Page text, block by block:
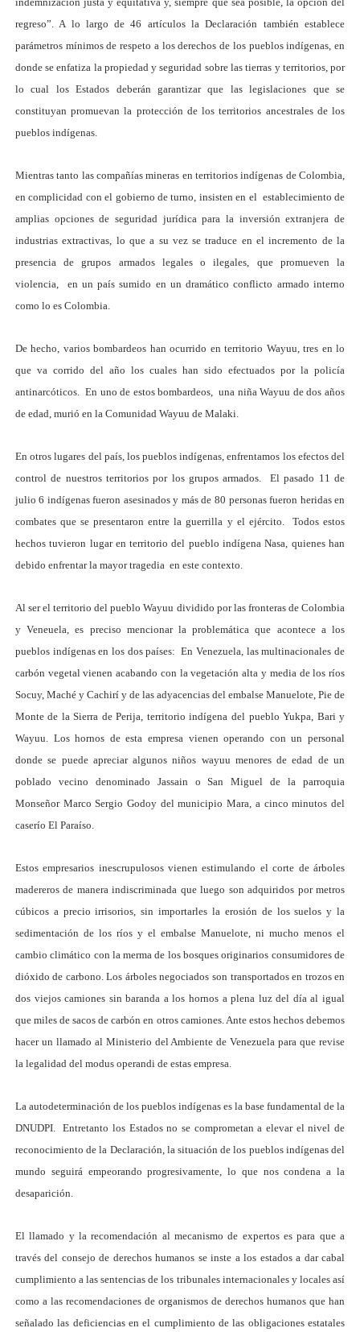
regreso”. A lo largo de 46 artículos la Declaración también establece
parámetros mínimos de respeto a los derechos de los pueblos indígenas, en
donde se enfatiza la propiedad y seguridad sobre las tierras y territorios, por
lo cual los Estados deberán garantizar que las legislaciones que se
constituyan promuevan la protección de los territorios ancestrales de los
pueblos indígenas.
Mientras tanto las compañías mineras en territorios indígenas de Colombia,
en complicidad con el gobierno de turno, insisten en el establecimiento de
amplias opciones de seguridad jurídica para la inversión extranjera de
industrias extractivas, lo que a su vez se traduce en el incremento de la
presencia de grupos armados legales o ilegales, que promueven la
violencia, en un país sumido en un dramático conflicto armado interno
como lo es Colombia.
De hecho, varios bombardeos han ocurrido en territorio Wayuu, tres en lo
que va corrido del año los cuales han sido efectuados por la policía
antinarcóticos. En uno de estos bombardeos, una niña Wayuu de dos años
de edad, murió en la Comunidad Wayuu de Malaki.
En otros lugares del país, los pueblos indígenas, enfrentamos los efectos del
control de nuestros territorios por los grupos armados. El pasado 11 de
julio 6 indígenas fueron asesinados y más de 80 personas fueron heridas en
combates que se presentaron entre la guerrilla y el ejército. Todos estos
hechos tuvieron lugar en territorio del pueblo indígena Nasa, quienes han
debido enfrentar la mayor tragedia en este contexto.
Al ser el territorio del pueblo Wayuu dividido por las fronteras de Colombia
y Veneuela, es preciso mencionar la problemática que acontece a los
pueblos indígenas en los dos países: En Venezuela, las multinacionales de
carbón vegetal vienen acabando con la vegetación alta y media de los ríos
Socuy, Maché y Cachirí y de las adyacencias del embalse Manuelote, Pie de
Monte de la Sierra de Perija, territorio indígena del pueblo Yukpa, Bari y
Wayuu. Los hornos de esta empresa vienen operando con un personal
donde se puede apreciar algunos niños wayuu menores de edad de un
poblado vecino denominado Jassain o San Miguel de la parroquia
Monseñor Marco Sergio Godoy del municipio Mara, a cinco minutos del
caserío El Paraíso.
Estos empresarios inescrupulosos vienen estimulando el corte de árboles
madereros de manera indiscriminada que luego son adquiridos por metros
cúbicos a precio irrisorios, sin importarles la erosión de los suelos y la
sedimentación de los ríos y el embalse Manuelote, ni mucho menos el
cambio climático con la merma de los bosques originarios consumidores de
dióxido de carbono. Los árboles negociados son transportados en trozos en
dos viejos camiones sin baranda a los hornos a plena luz del día al igual
que miles de sacos de carbón en otros camiones. Ante estos hechos debemos
hacer un llamado al Ministerio del Ambiente de Venezuela para que revise
la legalidad del modus operandi de estas empresa.
La autodeterminación de los pueblos indígenas es la base fundamental de la
DNUDPI. Entretanto los Estados no se comprometan a elevar el nivel de
reconocimiento de la Declaración, la situación de los pueblos indígenas del
mundo seguirá empeorando progresivamente, lo que nos condena a la
desaparición.
El llamado y la recomendación al mecanismo de expertos es para que a
través del consejo de derechos humanos se inste a los estados a dar cabal
cumplimiento a las sentencias de los tribunales internacionales y locales así
como a las recomendaciones de organismos de derechos humanos que han
señalado las deficiencias en el cumplimiento de las obligaciones estatales